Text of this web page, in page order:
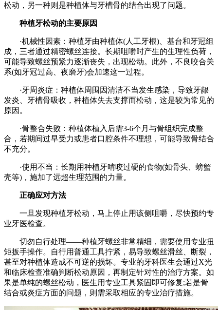
松动，另一种则是种植体与牙槽骨的结合出现了问题。
种植牙松动的主要原因
·机械性因素：种植牙由种植体(人工牙根)、基台和牙冠组
成，三者通过精密螺丝连接。长期咀嚼时产生的生理性负荷，
可能导致螺丝预紧力逐渐丧失，出现松动。此外，不良咬合关
系(如牙冠过高、夜磨牙)会加速这一过程。
·牙周炎症：种植体周围因清洁不当发生感染，导致牙龈
发炎、牙槽骨吸收，种植体失去支撑而松动，这是较为常见的
原因。
·骨整合失败：种植体植入后需3-6个月与骨组织完成整
合，若期间过早受力或患者口腔条件不理想，可能导致骨结合
不充分。
·使用不当：长期用种植牙啃咬过硬的食物(如骨头、螃蟹
壳等)，施加了远超生理范围的力量。
正确应对方法
一旦发现种植牙松动，马上停止用该侧咀嚼，尽快预约专
业牙医检查。
切勿自行处理——种植牙螺丝非常精细，需要使用专业扭
矩扳手操作。自行用普通工具拧紧，易导致螺丝滑丝、断裂，
甚至对种植体造成不可逆的损坏。专业的牙科医生会通过X光
和临床检查准确判断松动原因，再制定针对性的治疗方案。如
果是单纯的螺丝松动，医生用专业工具紧固即可修复;若是骨
结合或炎症方面的问题，则需采取相应的专业治疗措施。